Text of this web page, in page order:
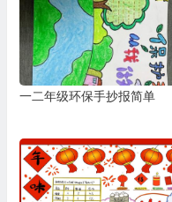
一二年级环保手抄报简单